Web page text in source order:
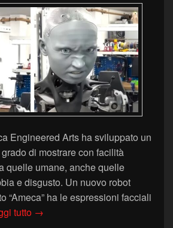
Engineered Arts ha sviluppato un
di mostrare con facilità
quelle umane, anche quelle
e disgusto. Un nuovo robot
“Ameca” ha le espressioni facciali
tutto Il robot Ameca può esprimere
→